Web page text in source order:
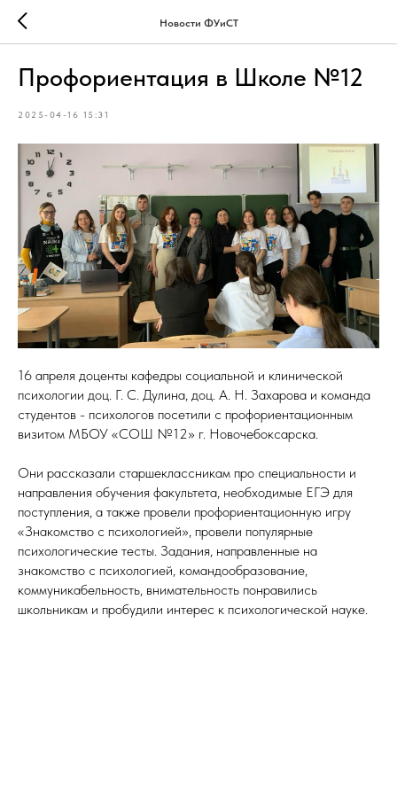
Новости ФУиСТ
Профориентация в Школе №12
2025-04-16 15:31
16 апреля доценты кафедры социальной и клинической
психологии доц. Г. С. Дулина, доц. А. Н. Захарова и команда
студентов - психологов посетили с профориентационным
визитом МБОУ «СОШ №12» г. Новочебоксарска.
Они рассказали старшеклассникам про специальности и
направления обучения факультета, необходимые ЕГЭ для
поступления, а также провели профориентационную игру
«Знакомство с психологией», провели популярные
психологические тесты. Задания, направленные на
знакомство с психологией, командообразование,
коммуникабельность, внимательность понравились
школьникам и пробудили интерес к психологической науке.